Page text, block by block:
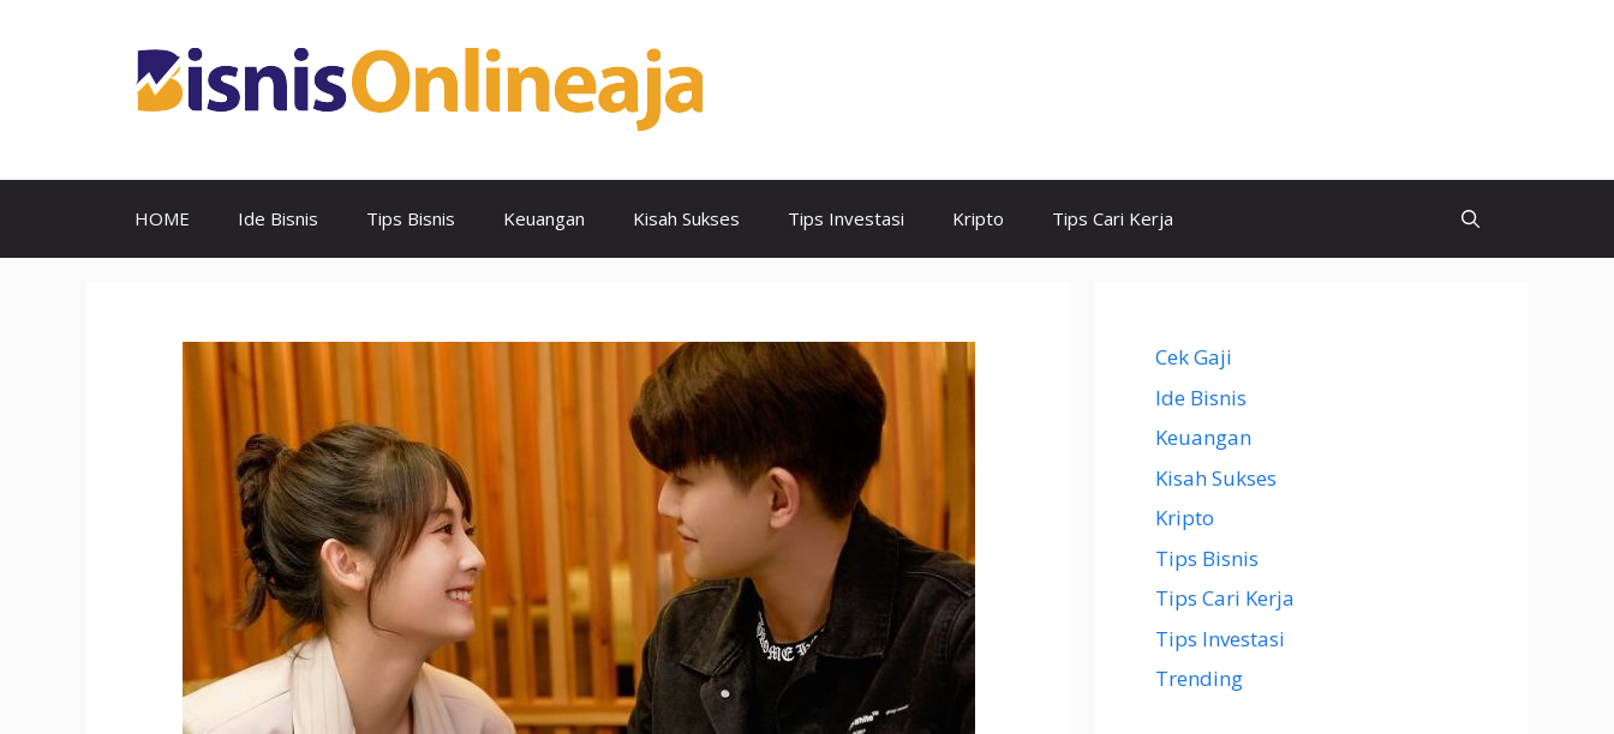
HOME Ide Bisnis Tips Bisnis Keuangan Kisah Sukses Tips Investasi Kripto Tips Cari Kerja
Cek Gaji
Ide Bisnis
Keuangan
Kisah Sukses
Kripto
Tips Bisnis
Tips Cari Kerja
Tips Investasi
Trending